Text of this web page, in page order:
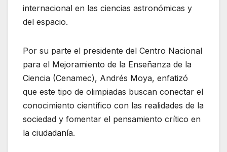
internacional en las ciencias astronómicas y
del espacio.
Por su parte el presidente del Centro Nacional
para el Mejoramiento de la Enseñanza de la
Ciencia (Cenamec), Andrés Moya, enfatizó
que este tipo de olimpiadas buscan conectar el
conocimiento científico con las realidades de la
sociedad y fomentar el pensamiento crítico en
la ciudadanía.